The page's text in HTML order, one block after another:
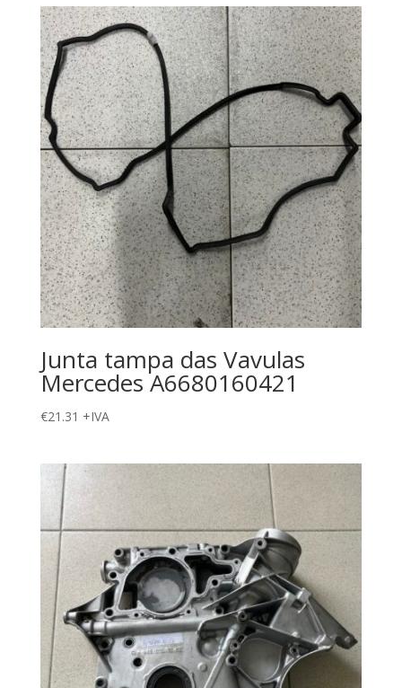
Junta tampa das Vavulas
Mercedes A6680160421
€21.31 +IVA